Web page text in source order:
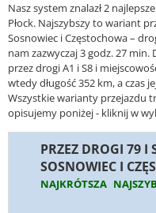
Nasz system znalazł 2
Płock. Najszybszy to wariant
Sosnowiec i Częstochowa –
nam zazwyczaj 3 godz. 27
przez drogi A1 i S8 i
wtedy długość 352 km, a czas
Wszystkie warianty przejazdu
opisujemy poniżej - kliknij w
PRZEZ DROGI 79 I
SOSNOWIEC I
NAJKRÓTSZA